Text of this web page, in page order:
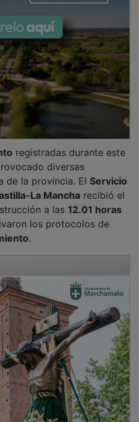
diversas
de la provincia. El
La Mancharecibió el
a las12.01 horas
los protocolos de
.